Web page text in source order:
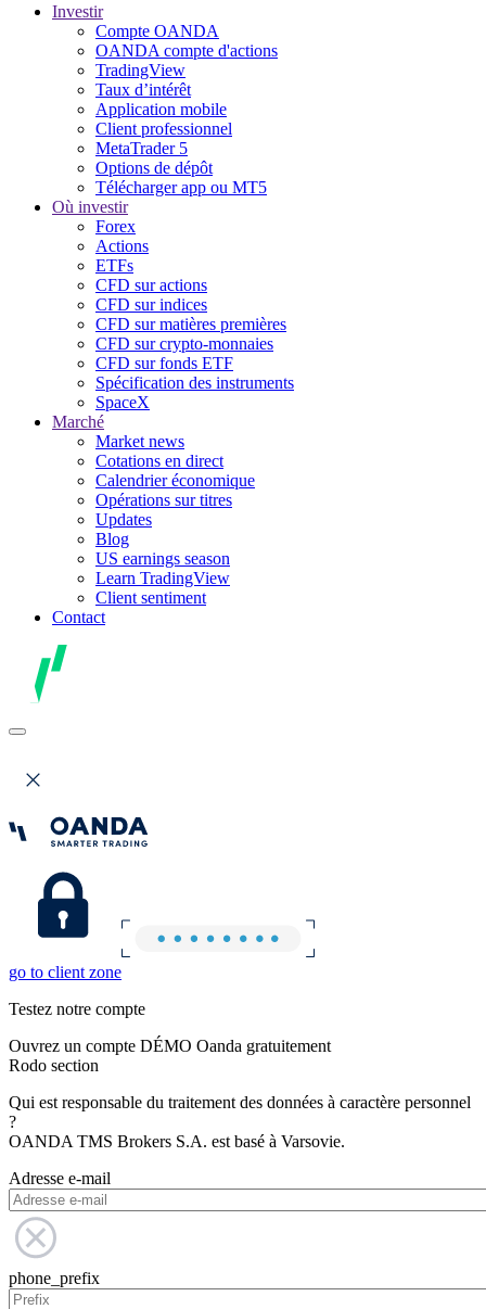
Investir
Compte OANDA
OANDA compte d'actions
TradingView
Taux d’intérêt
Application mobile
Client professionnel
MetaTrader 5
Options de dépôt
Télécharger app ou MT5
Où investir
Forex
Actions
ETFs
CFD sur actions
CFD sur indices
CFD sur matières premières
CFD sur crypto-monnaies
CFD sur fonds ETF
Spécification des instruments
SpaceX
Marché
Market news
Cotations en direct
Calendrier économique
Opérations sur titres
Updates
Blog
US earnings season
Learn TradingView
Client sentiment
Contact
go to client zone
Testez notre compte
Ouvrez un compte DÉMO Oanda gratuitement
Rodo section
Qui est responsable du traitement des données à caractère personnel
?
OANDA TMS Brokers S.A. est basé à Varsovie.
Adresse e-mail
phone_prefix